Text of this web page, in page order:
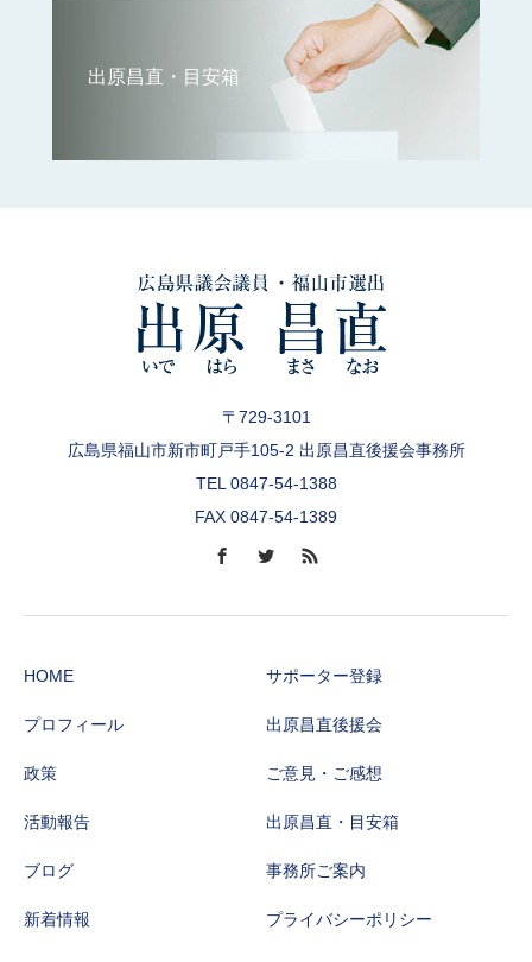
出原昌直・目安箱
〒729-3101
広島県福山市新市町戸手105-2 出原昌直後援会事務所
TEL 0847-54-1388
FAX 0847-54-1389
HOME
プロフィール
政策
活動報告
ブログ
新着情報
サポーター登録
出原昌直後援会
ご意見・ご感想
出原昌直・目安箱
事務所ご案内
プライバシーポリシー